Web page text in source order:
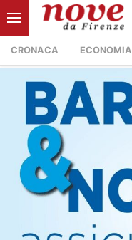
CRONACA ECONOMIA